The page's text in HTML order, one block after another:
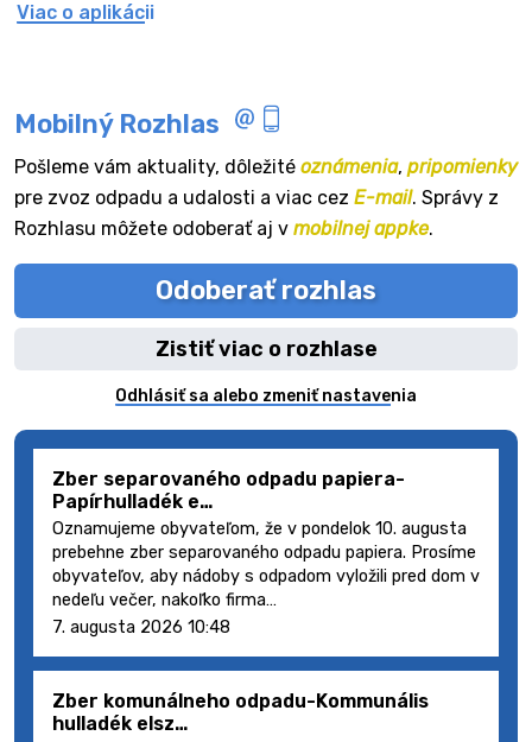
Viac o aplikácii
Mobilný Rozhlas
Pošleme vám aktuality, dôležité oznámenia, pripomienky
pre zvoz odpadu a udalosti a viac cez E-mail. Správy z
Rozhlasu môžete odoberať aj v mobilnej appke.
Odoberať rozhlas
Zistiť viac o rozhlase
Odhlásiť sa alebo zmeniť nastavenia
Zber separovaného odpadu papiera-
Papírhulladék e…
Oznamujeme obyvateľom, že v pondelok 10. augusta
prebehne zber separovaného odpadu papiera. Prosíme
obyvateľov, aby nádoby s odpadom vyložili pred dom v
nedeľu večer, nakoľko firma…
7. augusta 2026 10:48
Zber komunálneho odpadu-Kommunális
hulladék elsz…